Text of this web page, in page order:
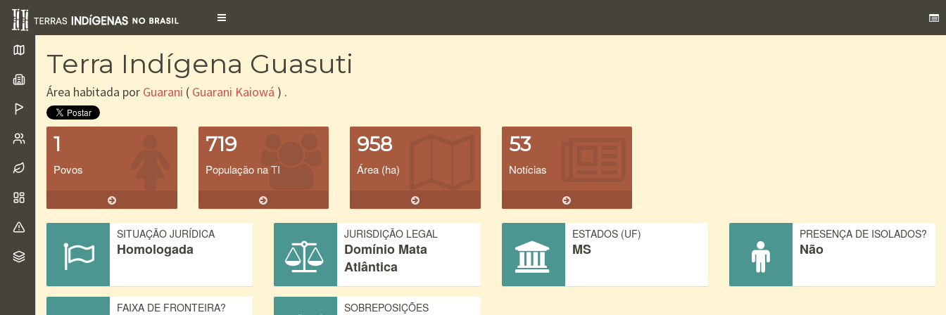
Toggle
Terra Indígena Guasuti
Área habitada por Guarani ( Guarani Kaiowá ) .
1
Povos
719
População na TI
958
Área (ha)
53
Notícias
SITUAÇÃO JURÍDICA
Homologada
JURISDIÇÃO LEGAL
Domínio Mata
Atlântica
ESTADOS (UF)
MS
PRESENÇA DE ISOLADOS?
Não
FAIXA DE FRONTEIRA? SOBREPOSIÇÕES